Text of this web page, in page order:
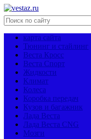
карта сайта
Тюнинг и стайлинг
Веста Кросс
Веста Спорт
Жидкости
Климат
Колеса
Коробка передач
Кузов и багажник
Лада Веста
Лада Веста CNG
Мозги